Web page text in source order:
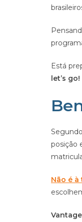
Está
let’s go!
posição
Não é